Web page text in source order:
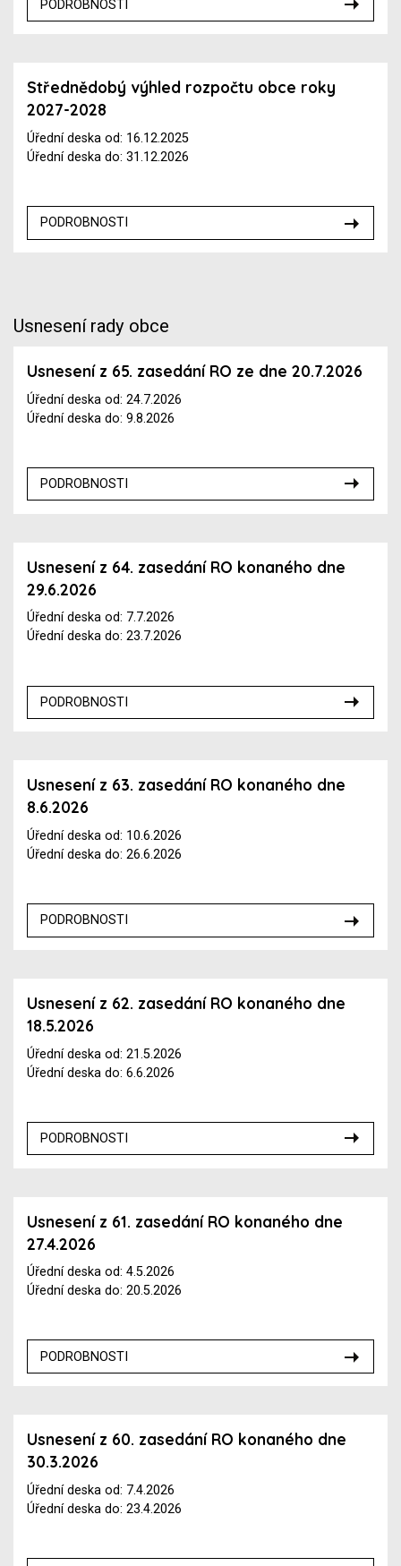
PODROBNOSTI
Střednědobý výhled rozpočtu obce roky
2027-2028
Úřední deska od: 16.12.2025
Úřední deska do: 31.12.2026
PODROBNOSTI
Usnesení rady obce
Usnesení z 65. zasedání RO ze dne 20.7.2026
Úřední deska od: 24.7.2026
Úřední deska do: 9.8.2026
PODROBNOSTI
Usnesení z 64. zasedání RO konaného dne
29.6.2026
Úřední deska od: 7.7.2026
Úřední deska do: 23.7.2026
PODROBNOSTI
Usnesení z 63. zasedání RO konaného dne
8.6.2026
Úřední deska od: 10.6.2026
Úřední deska do: 26.6.2026
PODROBNOSTI
Usnesení z 62. zasedání RO konaného dne
18.5.2026
Úřední deska od: 21.5.2026
Úřední deska do: 6.6.2026
PODROBNOSTI
Usnesení z 61. zasedání RO konaného dne
27.4.2026
Úřední deska od: 4.5.2026
Úřední deska do: 20.5.2026
PODROBNOSTI
Usnesení z 60. zasedání RO konaného dne
30.3.2026
Úřední deska od: 7.4.2026
Úřední deska do: 23.4.2026